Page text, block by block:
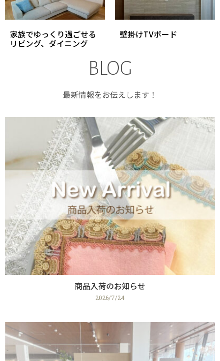
家族でゆっくり過ごせる
リビング、ダイニング
壁掛けTVボード
BLOG
最新情報をお伝えします！
商品入荷のお知らせ
2026/7/24